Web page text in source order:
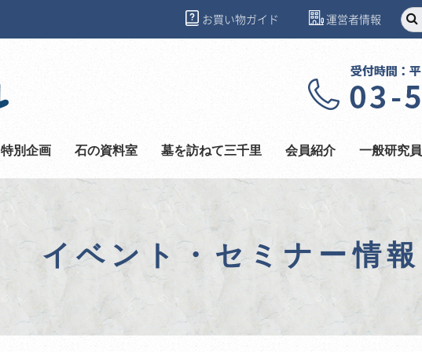
お買い物ガイド 運営者情報
特別企画 石の資料室 墓を訪ねて三千里 会員紹介 一般研究員
イベント・セミナー情報